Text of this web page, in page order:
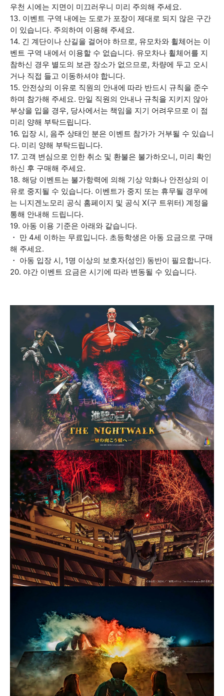
우천 시에는 지면이 미끄러우니 미리 주의해 주세요.
13. 이벤트 구역 내에는 도로가 포장이 제대로 되지 않은 구간
이 있습니다. 주의하여 이용해 주세요.
14. 긴 계단이나 산길을 걸어야 하므로, 유모차와 휠체어는 이
벤트 구역 내에서 이용할 수 없습니다. 유모차나 휠체어를 지
참하신 경우 별도의 보관 장소가 없으므로, 차량에 두고 오시
거나 직접 들고 이동하셔야 합니다.
15. 안전상의 이유로 직원의 안내에 따라 반드시 규칙을 준수
하며 참가해 주세요. 만일 직원의 안내나 규칙을 지키지 않아
부상을 입을 경우, 당사에서는 책임을 지기 어려우므로 이 점
미리 양해 부탁드립니다.
16. 입장 시, 음주 상태인 분은 이벤트 참가가 거부될 수 있습니
다. 미리 양해 부탁드립니다.
17. 고객 변심으로 인한 취소 및 환불은 불가하오니, 미리 확인
하신 후 구매해 주세요.
18. 해당 이벤트는 불가항력에 의해 기상 악화나 안전상의 이
유로 중지될 수 있습니다. 이벤트가 중지 또는 휴무될 경우에
는 니지겐노모리 공식 홈페이지 및 공식 X(구 트위터) 계정을
통해 안내해 드립니다.
19. 아동 이용 기준은 아래와 같습니다.
・ 만 4세 이하는 무료입니다. 초등학생은 아동 요금으로 구매
해 주세요.
・ 아동 입장 시, 1명 이상의 보호자(성인) 동반이 필요합니다.
20. 야간 이벤트 요금은 시기에 따라 변동될 수 있습니다.